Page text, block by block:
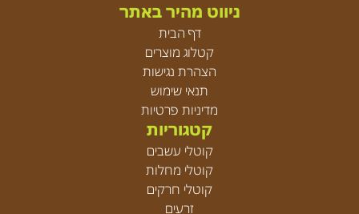
ניווט מהיר באתר
דף הבית
קטלוג מוצרים
הצהרת נגישות
תנאי שימוש
מדיניות פרטיות
קטגוריות
קוטלי עשבים
קוטלי מחלות
קוטלי חרקים
זרעים